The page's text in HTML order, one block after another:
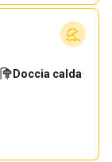
Doccia calda·